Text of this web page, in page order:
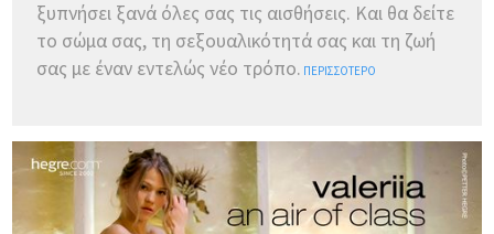
ξυπνήσει ξανά όλες σας τις αισθήσεις. Και θα δείτε
το σώμα σας, τη σεξουαλικότητά σας και τη ζωή
σας με έναν εντελώς νέο τρόπο. ΠΕΡΙΣΣΌΤΕΡΟ